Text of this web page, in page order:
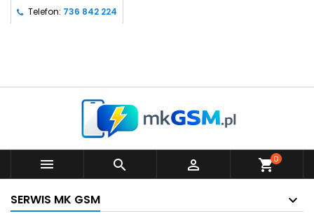
Telefon: 736 842 224
   shopping_cart0
SERWIS MK GSM